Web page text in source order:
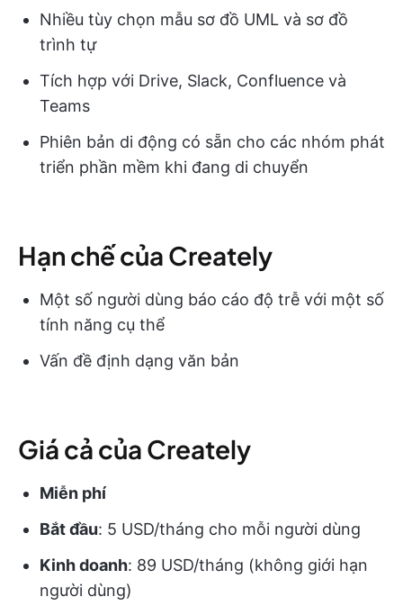
Nhiều tùy chọn mẫu sơ đồ UML và sơ đồ
trình tự
Tích hợp với Drive, Slack, Confluence và
Teams
Phiên bản di động có sẵn cho các nhóm phát
triển phần mềm khi đang di chuyển
Hạn chế của Creately
Một số người dùng báo cáo độ trễ với một số
tính năng cụ thể
Vấn đề định dạng văn bản
Giá cả của Creately
Miễn phí
Bắt đầu: 5 USD/tháng cho mỗi người dùng
Kinh doanh: 89 USD/tháng (không giới hạn
người dùng)